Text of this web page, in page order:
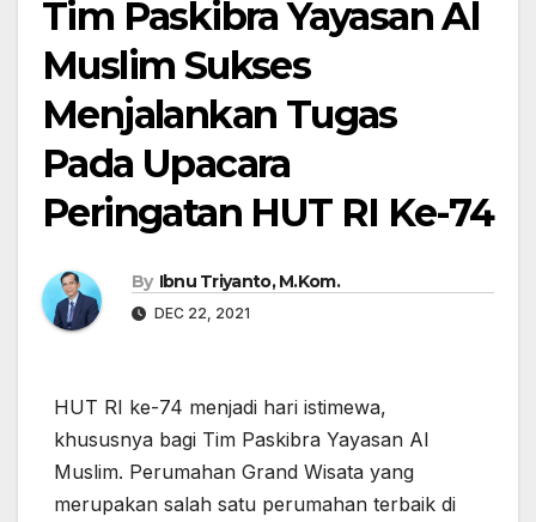
Tim Paskibra Yayasan Al
Muslim Sukses
Menjalankan Tugas
Pada Upacara
Peringatan HUT RI Ke-74
By Ibnu Triyanto, M.Kom.
DEC 22, 2021
HUT RI ke-74 menjadi hari istimewa,
khususnya bagi Tim Paskibra Yayasan Al
Muslim. Perumahan Grand Wisata yang
merupakan salah satu perumahan terbaik di